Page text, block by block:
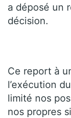
a déposé un
décision.
Ce report à
l’exécution
limité nos
nos propres